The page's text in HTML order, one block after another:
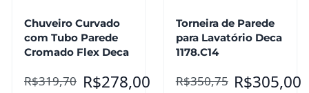
Chuveiro Curvado
com Tubo Parede
Cromado Flex Deca
R$319,70 R$278,00
Torneira de Parede
para Lavatório Deca
1178.C14
R$350,75 R$305,00